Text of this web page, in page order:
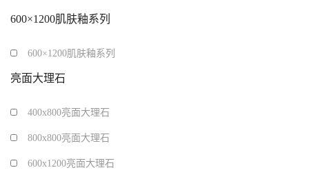
600×1200肌肤釉系列
600×1200肌肤釉系列
亮面大理石
400x800亮面大理石
800x800亮面大理石
600x1200亮面大理石